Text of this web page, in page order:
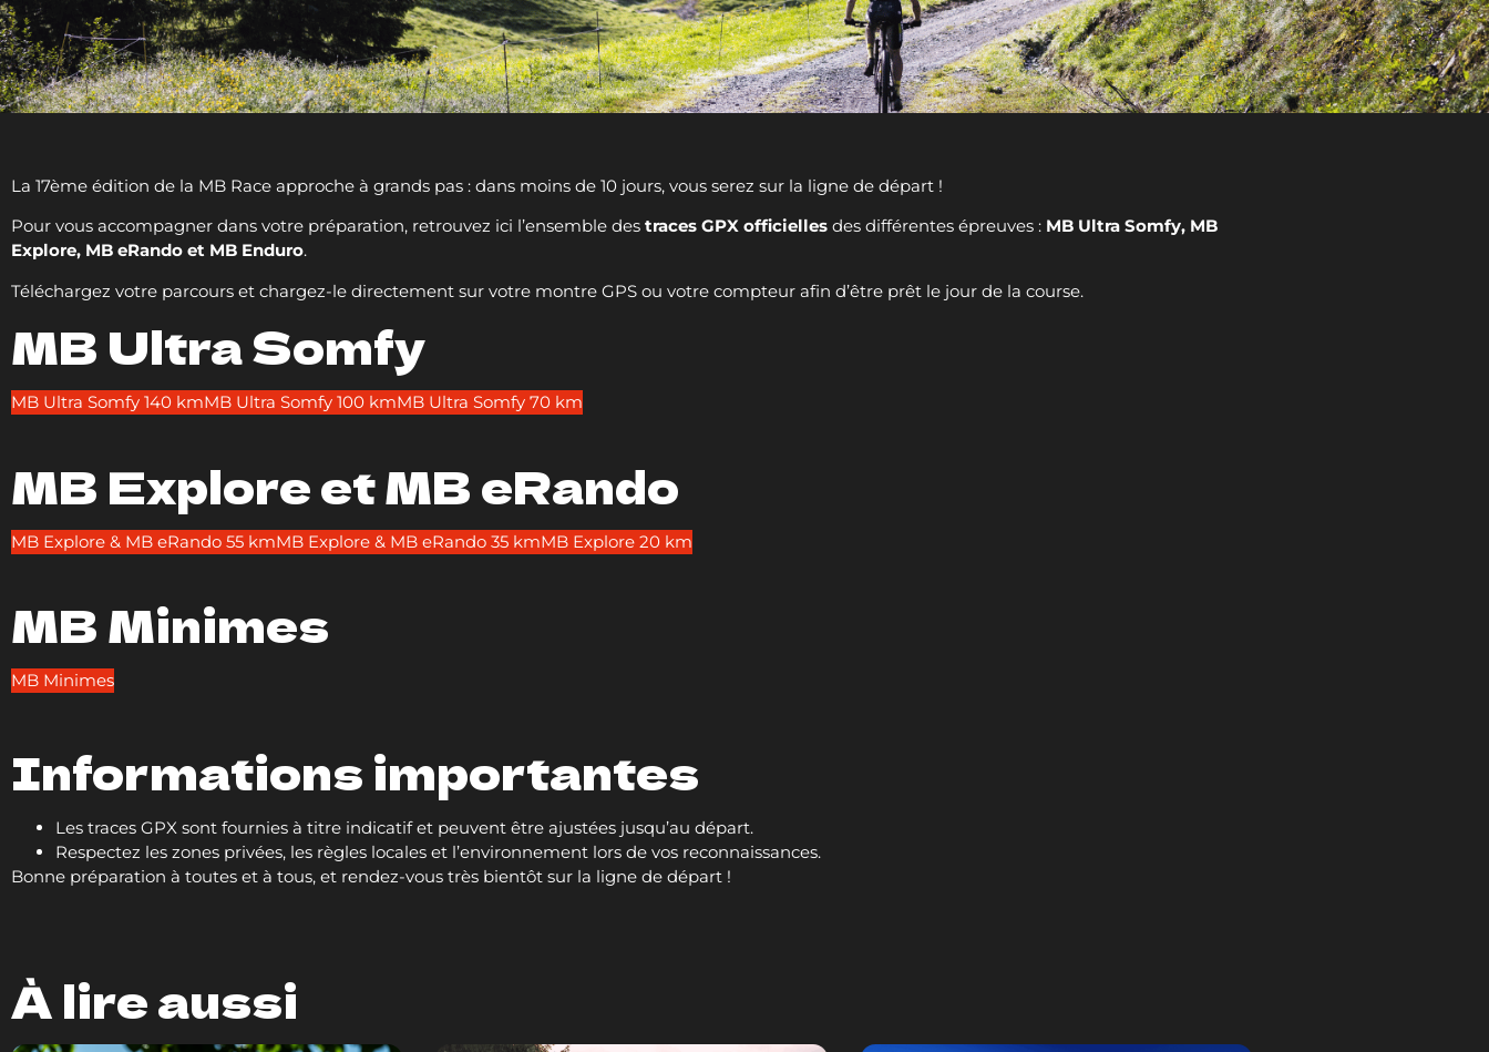
La 17ème édition de la MB Race approche à grands pas : dans moins de 10 jours, vous serez sur la ligne de départ !
Pour vous accompagner dans votre préparation, retrouvez ici l’ensemble des traces GPX officielles des différentes épreuves : MB Ultra Somfy, MB
Explore, MB eRando et MB Enduro.
Téléchargez votre parcours et chargez-le directement sur votre montre GPS ou votre compteur afin d’être prêt le jour de la course.
MB Ultra Somfy
MB Ultra Somfy 140 kmMB Ultra Somfy 100 kmMB Ultra Somfy 70 km
MB Explore et MB eRando
MB Explore & MB eRando 55 kmMB Explore & MB eRando 35 kmMB Explore 20 km
MB Minimes
MB Minimes
Informations importantes
Les traces GPX sont fournies à titre indicatif et peuvent être ajustées jusqu’au départ.
Respectez les zones privées, les règles locales et l’environnement lors de vos reconnaissances.
Bonne préparation à toutes et à tous, et rendez-vous très bientôt sur la ligne de départ !
À lire aussi